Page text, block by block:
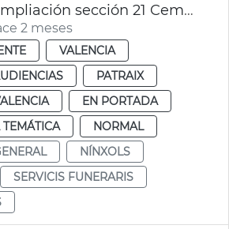
Recta final ampliación sección 21 Cementerio General València
2 meses
VALENCIA
PATRAIX
EN PORTADA
NORMAL
NÍNXOLS
SERVICIS FUNERARIS